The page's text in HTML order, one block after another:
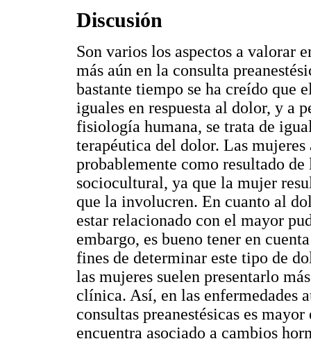
Discusión
Son varios los aspectos a valorar
más aún en la consulta
bastante tiempo se ha creído que
iguales en respuesta al dolor, y a
fisiología humana, se trata de
terapéutica del dolor. Las
probablemente como resultado
sociocultural, ya que la mujer
que la involucren. En cuanto al
estar relacionado con el mayor
embargo, es bueno tener en
fines de determinar este tipo de
las mujeres suelen presentarlo
clínica. Así, en las enfermedades
consultas preanestésicas es
encuentra asociado a cambios